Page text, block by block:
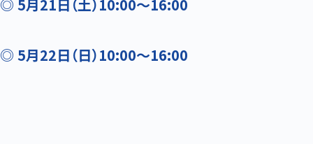
◎ 5月21日（土）10:00～16:00
◎ 5月22日（日）10:00～16:00